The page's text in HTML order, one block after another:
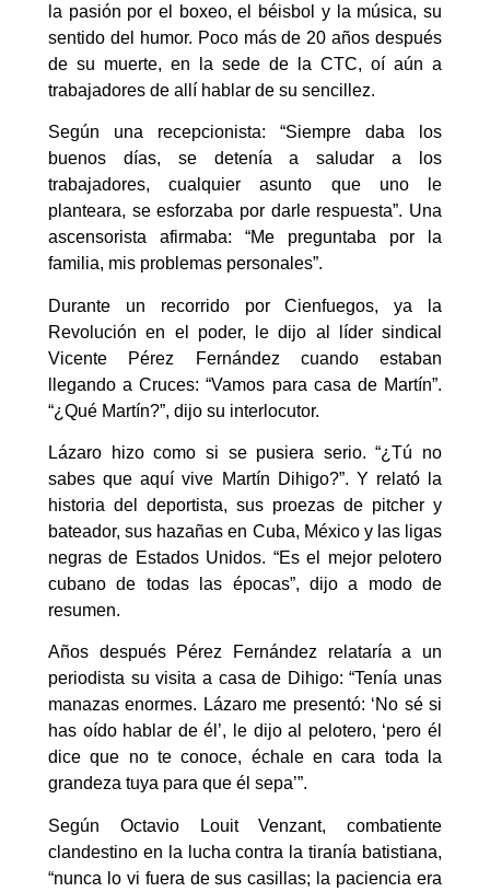
la pasión por el boxeo, el béisbol y la música, su
sentido del humor. Poco más de 20 años después
de su muerte, en la sede de la CTC, oí aún a
trabajadores de allí hablar de su sencillez.
Según una recepcionista: “Siempre daba los
buenos días, se detenía a saludar a los
trabajadores, cualquier asunto que uno le
planteara, se esforzaba por darle respuesta”. Una
ascensorista afirmaba: “Me preguntaba por la
familia, mis problemas personales”.
Durante un recorrido por Cienfuegos, ya la
Revolución en el poder, le dijo al líder sindical
Vicente Pérez Fernández cuando estaban
llegando a Cruces: “Vamos para casa de Martín”.
“¿Qué Martín?”, dijo su interlocutor.
Lázaro hizo como si se pusiera serio. “¿Tú no
sabes que aquí vive Martín Dihigo?”. Y relató la
historia del deportista, sus proezas de pitcher y
bateador, sus hazañas en Cuba, México y las ligas
negras de Estados Unidos. “Es el mejor pelotero
cubano de todas las épocas”, dijo a modo de
resumen.
Años después Pérez Fernández relataría a un
periodista su visita a casa de Dihigo: “Tenía unas
manazas enormes. Lázaro me presentó: ‘No sé si
has oído hablar de él’, le dijo al pelotero, ‘pero él
dice que no te conoce, échale en cara toda la
grandeza tuya para que él sepa’”.
Según Octavio Louit Venzant, combatiente
clandestino en la lucha contra la tiranía batistiana,
“nunca lo vi fuera de sus casillas; la paciencia era